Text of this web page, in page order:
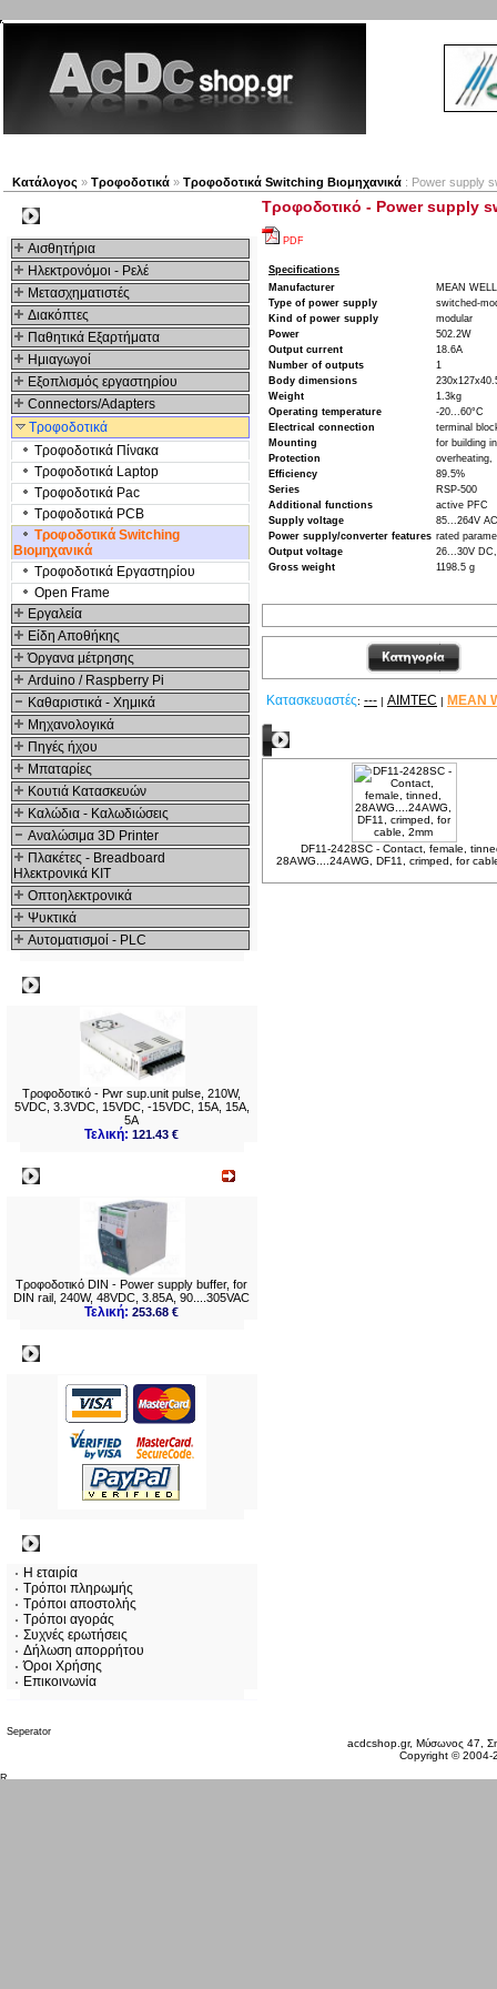
Κατάλογος » Τροφοδοτικά » Τροφοδοτικά Switching Βιομηχανικά : Power supply
Αισθητήρια
Ηλεκτρονόμοι - Ρελέ
Μετασχηματιστές
Διακόπτες
Παθητικά Εξαρτήματα
Hμιαγωγοί
Εξοπλισμός εργαστηρίου
Connectors/Adapters
Τροφοδοτικά
Τροφοδοτικά Πίνακα
Τροφοδοτικά Laptop
Τροφοδοτικά Pac
Τροφοδοτικά PCB
Τροφοδοτικά Switching
Βιομηχανικά
Τροφοδοτικά Εργαστηρίου
Open Frame
Εργαλεία
Είδη Αποθήκης
Όργανα μέτρησης
Arduino / Raspberry Pi
Καθαριστικά - Χημικά
Μηχανολογικά
Πηγές ήχου
Μπαταρίες
Κουτιά Κατασκευών
Καλώδια - Καλωδιώσεις
Αναλώσιμα 3D Printer
Πλακέτες - Breadboard
Ηλεκτρονικά ΚΙΤ
Οπτοηλεκτρονικά
Ψυκτικά
Αυτοματισμοί - PLC
Τροφοδοτικό - Pwr sup.unit pulse, 210W,
5VDC, 3.3VDC, 15VDC, -15VDC, 15A, 15A,
5A
Τελική:121.43 €
Τροφοδοτικό DIN - Power supply buffer, for
DIN rail, 240W, 48VDC, 3.85A, 90....305VAC
Τελική:253.68 €
Η εταιρία
Τρόποι πληρωμής
Τρόποι αποστολής
Τρόποι αγοράς
Συχνές ερωτήσεις
Δήλωση απορρήτου
Όροι Χρήσης
Επικοινωνία
Τροφοδοτικό - Power supply
PDF
Specifications
Manufacturer
MEAN WELL
Type of power supply
switched-
Kind of power supply
modular
Power
502.2W
Output current
18.6A
Number of outputs
1
Body dimensions
Weight
1.3kg
Operating temperature
-20...60°C
Electrical connection
terminal
Mounting
for building in
Protection
Efficiency
89.5%
Series
RSP-500
Additional functions
active PFC
Supply voltage
85...264V
Power supply/converter features rated
Output voltage
26...30V
Gross weight
1198.5 g
Κατασκευαστές: --- | AIMTEC | MEAN
DF11-2428SC - Contact, female,
28AWG....24AWG, DF11, crimped, for
acdcshop.gr, Μύσωνος 47,
Copyright ©